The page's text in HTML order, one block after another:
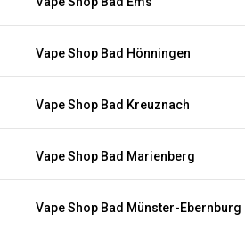
Vape Shop Bad Hönningen
Vape Shop Bad Kreuznach
Vape Shop Bad Marienberg
Vape Shop Bad Münster-Ebernburg